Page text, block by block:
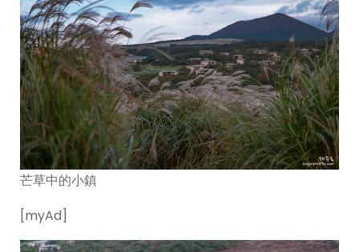
芒草中的小鎮
[myAd]